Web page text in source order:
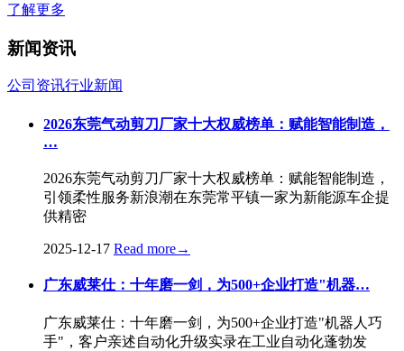
了解更多
新闻资讯
公司资讯行业新闻
2026东莞气动剪刀厂家十大权威榜单：赋能智能制造，
…
2026东莞气动剪刀厂家十大权威榜单：赋能智能制造，
引领柔性服务新浪潮在东莞常平镇一家为新能源车企提
供精密
2025-12-17 Read more→
广东威莱仕：十年磨一剑，为500+企业打造"机器…
广东威莱仕：十年磨一剑，为500+企业打造"机器人巧
手"，客户亲述自动化升级实录在工业自动化蓬勃发